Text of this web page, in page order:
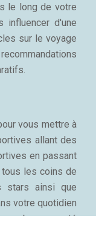
le long de votre
influencer d'une
sur le voyage
vous mettre à
allant des
en passant
les coins de
stars ainsi que
votre quotidien
sa bonne santé